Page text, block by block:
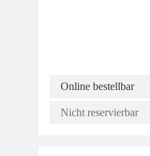
Online bestellbar
Nicht reservierbar